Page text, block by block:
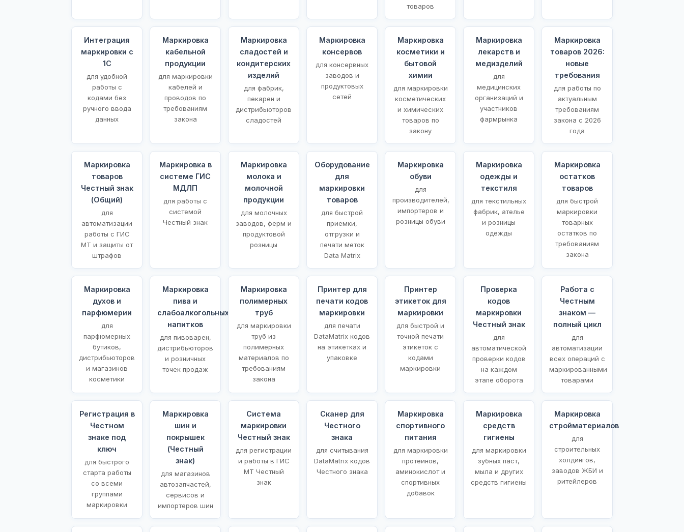
товаров
Интеграция
маркировки с
1С
для удобной
работы с
кодами без
ручного ввода
данных
Маркировка
кабельной
продукции
для маркировки
кабелей и
проводов по
требованиям
закона
Маркировка
сладостей и
кондитерских
изделий
для фабрик,
пекарен и
дистрибьюторов
сладостей
Маркировка
консервов
для консервных
заводов и
продуктовых
сетей
Маркировка
косметики и
бытовой
химии
для маркировки
косметических
и химических
товаров по
закону
Маркировка
лекарств и
медизделий
для
медицинских
организаций и
участников
фармрынка
Маркировка
товаров 2026:
новые
требования
для работы по
актуальным
требованиям
закона с 2026
года
Маркировка
товаров
Честный знак
(Общий)
для
автоматизации
работы с ГИС
МТ и защиты от
штрафов
Маркировка в
системе ГИС
МДЛП
для работы с
системой
Честный знак
Маркировка
молока и
молочной
продукции
для молочных
заводов, ферм и
продуктовой
розницы
Оборудование
для
маркировки
товаров
для быстрой
приемки,
отгрузки и
печати меток
Data Matrix
Маркировка
обуви
для
производителей,
импортеров и
розницы обуви
Маркировка
одежды и
текстиля
для текстильных
фабрик, ателье
и розницы
одежды
Маркировка
остатков
товаров
для быстрой
маркировки
товарных
остатков по
требованиям
закона
Маркировка
духов и
парфюмерии
для
парфюмерных
бутиков,
дистрибьюторов
и магазинов
косметики
Маркировка
пива и
слабоалкогольных
напитков
для пивоварен,
дистрибьюторов
и розничных
точек продаж
Маркировка
полимерных
труб
для маркировки
труб из
полимерных
материалов по
требованиям
закона
Принтер для
печати кодов
маркировки
для печати
DataMatrix кодов
на этикетках и
упаковке
Принтер
этикеток для
маркировки
для быстрой и
точной печати
этикеток с
кодами
маркировки
Проверка
кодов
маркировки
Честный знак
для
автоматической
проверки кодов
на каждом
этапе оборота
Работа с
Честным
знаком —
полный цикл
для
автоматизации
всех операций с
маркированными
товарами
Регистрация в
Честном
знаке под
ключ
для быстрого
старта работы
со всеми
группами
маркировки
Маркировка
шин и
покрышек
(Честный
знак)
для магазинов
автозапчастей,
сервисов и
импортеров шин
Система
маркировки
Честный знак
для регистрации
и работы в ГИС
МТ Честный
знак
Сканер для
Честного
знака
для считывания
DataMatrix кодов
Честного знака
Маркировка
спортивного
питания
для маркировки
протеинов,
аминокислот и
спортивных
добавок
Маркировка
средств
гигиены
для маркировки
зубных паст,
мыла и других
средств гигиены
Маркировка
стройматериалов
для
строительных
холдингов,
заводов ЖБИ и
ритейлеров